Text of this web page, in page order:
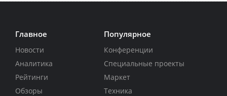
Главное
Новости
Аналитика
Рейтинги
Обзоры
Популярное
Конференции
Специальные проекты
Маркет
Техника